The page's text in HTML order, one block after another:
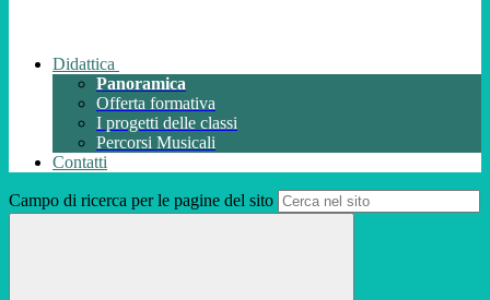
Didattica
Panoramica
Offerta formativa
I progetti delle classi
Percorsi Musicali
Contatti
Campo di ricerca per le pagine del sito